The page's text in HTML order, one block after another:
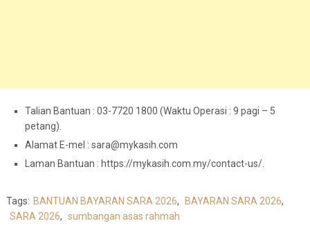
Talian Bantuan : 03-7720 1800 (Waktu Operasi : 9 pagi – 5
petang).
Alamat E-mel : sara@mykasih.com
Laman Bantuan : https://mykasih.com.my/contact-us/.
Tags: BANTUAN BAYARAN SARA 2026, BAYARAN SARA 2026,
SARA 2026, sumbangan asas rahmah